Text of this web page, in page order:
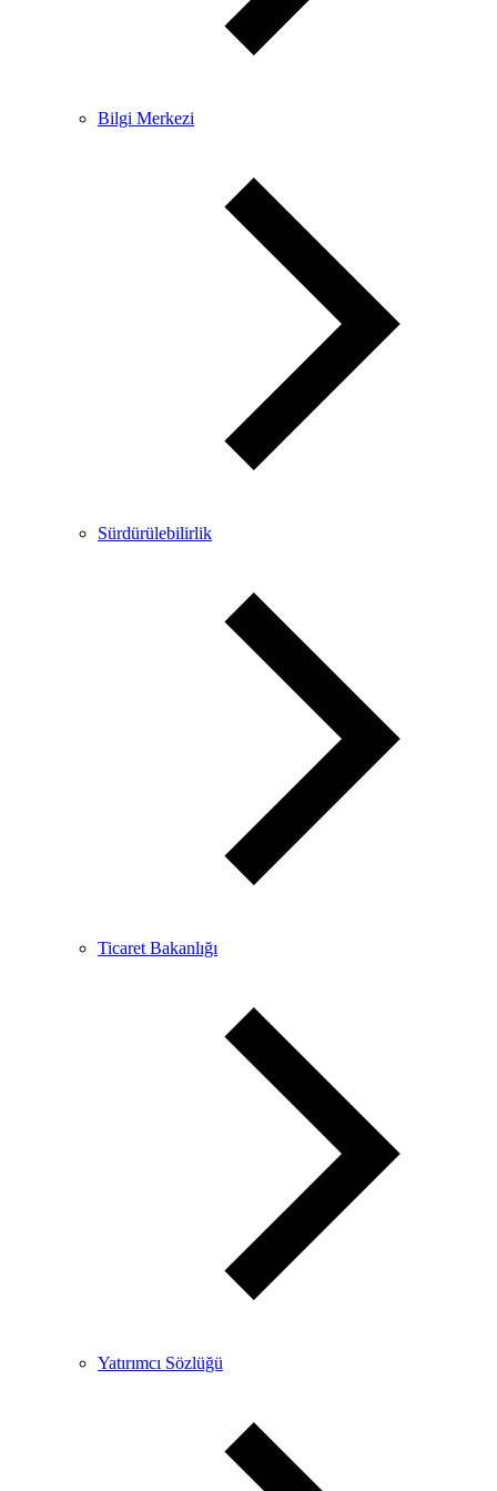
Bilgi Merkezi
Sürdürülebilirlik
Ticaret Bakanlığı
Yatırımcı Sözlüğü